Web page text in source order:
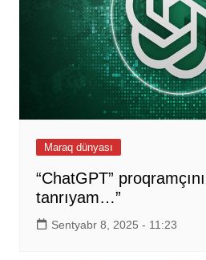
Maraq dünyası
“ChatGPT”
tanrıyam…”
Sentyabr 8, 2025 - 11:23